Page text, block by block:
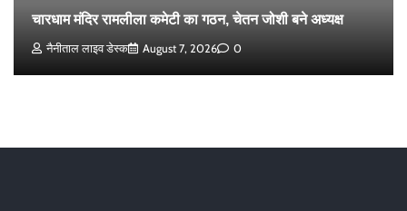
चारधाम मंदिर रामलीला कमेटी का गठन, चेतन जोशी बने अध्यक्ष
नैनीताल लाइव डेस्क August 7, 2026 0